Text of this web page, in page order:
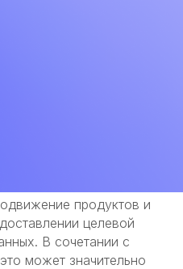
продуктов и
целевой
В сочетании с
может значительно